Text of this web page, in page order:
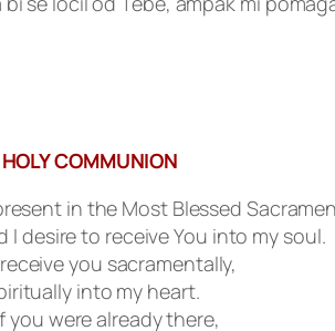
COMMUNION
in the Most Blessed
I desire to receive You into my soul.
you sacramentally,
into my heart.
you were already there,